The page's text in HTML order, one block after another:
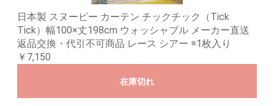
日本製 スヌーピー カーテン チックチック（Tick
Tick）幅100×丈198cm ウォッシャブル メーカー直送
返品交換・代引不可商品 レース シアー ※1枚入り
￥7,150
在庫切れ